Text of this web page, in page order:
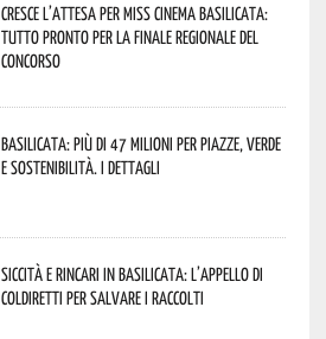
Cresce l’attesa per Miss Cinema Basilicata:
tutto pronto per la finale regionale del
concorso
Basilicata: più di 47 milioni per piazze, verde
e sostenibilità. I dettagli
Siccità e rincari in Basilicata: l’appello di
Coldiretti per salvare i raccolti